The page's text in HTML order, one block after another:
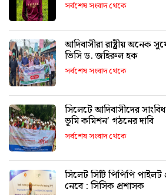
সর্বশেষ সংবাদ থেকে
আদিবাসীরা রাষ্ট্রীয় অনেক
ভিসি ড. জহিরুল হক
সর্বশেষ সংবাদ থেকে
সিলেটে আদিবাসীদের
ভূমি কমিশন’ গঠনের দাবি
সর্বশেষ সংবাদ থেকে
সিলেট সিটি পিপিপি পাইলট
নেবে : সিসিক প্রশাসক